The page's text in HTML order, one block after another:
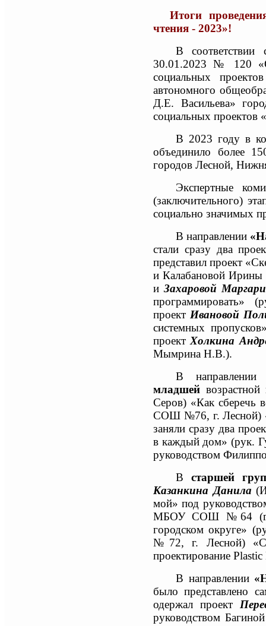
Итоги
чтения - 2023»!
В соответствии
30.01.2023 № 120
социальных
автономного
Д.Е. Васильева»
социальных проектов
В 2023 году в
объединило более
городов Лесной,
Экспертные
(заключительного)
социально значимых
В направлении
стали сразу два
представил проект
и Калабановой
и Захаровой
программировать»
проект Ивановой
системных
проект Холкина
Мымрина Н.В.).
В
младшей возрастной
Серов) «Как сберечь
СОШ №76, г. Лесной)
заняли сразу два
в каждый дом» (рук.
руководством
Встаршей
Казанкина Данила (
мой» под
МБОУ СОШ №64 (
городском округе»
№72, г. Лесной)
проектирование
В направлении
было представлено
одержал проект
руководством